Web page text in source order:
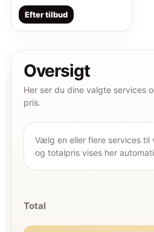
Efter tilbud
Oversigt
Her ser du dine valgte services
pris.
Vælg en eller flere services til
og totalpris vises her
Total